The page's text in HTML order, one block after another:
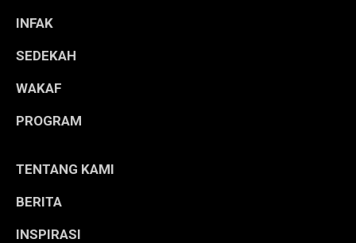
INFAK
SEDEKAH
WAKAF
PROGRAM
TENTANG KAMI
BERITA
INSPIRASI